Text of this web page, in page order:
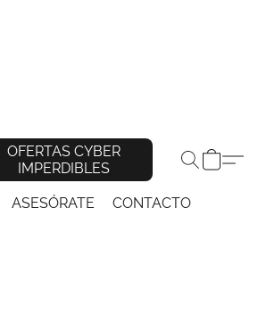
OFERTAS CYBER
IMPERDIBLES
ASESÓRATE CONTACTO